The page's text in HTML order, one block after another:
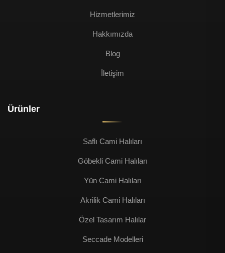
Hizmetlerimiz
Hakkımızda
Blog
İletişim
Ürünler
Saflı Cami Halıları
Göbekli Cami Halıları
Yün Cami Halıları
Akrilik Cami Halıları
Özel Tasarım Halılar
Seccade Modelleri